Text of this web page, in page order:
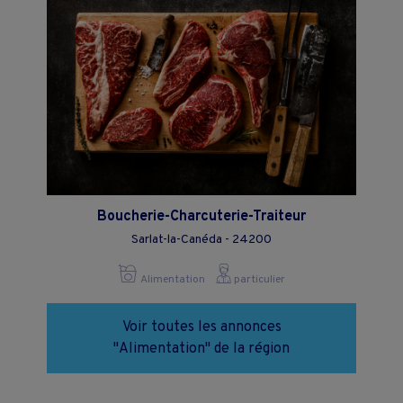
Boucherie-Charcuterie-Traiteur
Sarlat-la-Canéda - 24200
Alimentation particulier
Voir toutes les annonces
"Alimentation" de la région